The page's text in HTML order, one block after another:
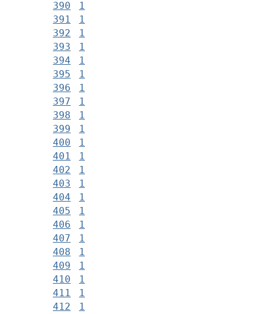
390
1
391
1
392
1
393
1
394
1
395
1
396
1
397
1
398
1
399
1
400
1
401
1
402
1
403
1
404
1
405
1
406
1
407
1
408
1
409
1
410
1
411
1
412
1